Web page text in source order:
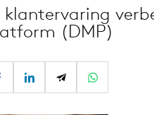
Merkstrategie
PR
(DMP)